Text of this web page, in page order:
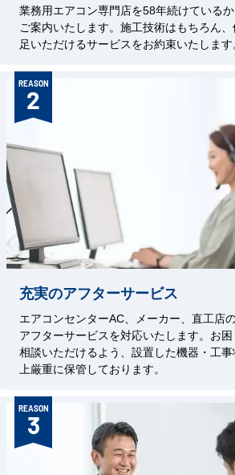
業務用エアコン専門店を58年続けている
ご案内いたします。施工技術はもちろん
足いただけるサービスをお約束いたします。
REASON
2
充実のアフターサービス
エアコンセンターAC、メーカー、直工店
アフターサービスを対応いたします。お
相談いただけるよう、設置した機器・工
上厳重に保管しております。
REASON
3